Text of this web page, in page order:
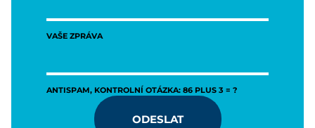
VAŠE ZPRÁVA
ANTISPAM, KONTROLNÍ OTÁZKA: 86 PLUS 3 = ?
ODESLAT